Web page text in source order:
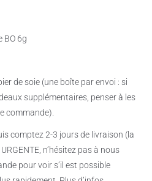
BO 6g
de soie (une boîte par envoi : si
supplémentaires, penser à les
commande).
comptez 2-3 jours de livraison (la
n’hésitez pas à nous
pour voir s’il est possible